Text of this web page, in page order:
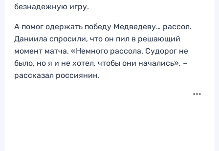
безнадежную игру.
А помог одержать победу Медведеву… рассол.
Даниила спросили, что он пил в решающий
момент матча. «Немного рассола. Судорог не
было, но я и не хотел, чтобы они начались», –
рассказал россиянин.